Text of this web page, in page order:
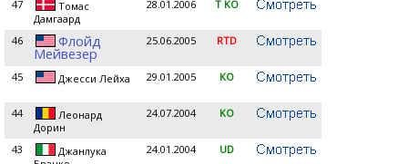
47
Томас
Дамгаард
28.01.2006 T KO
46 Флойд
Мейвезер
25.06.2005 RTD
45 Джесси Лейха 29.01.2005 KO
44
Леонард
Дорин
24.07.2004 KO
43
Джанлука
24.01.2004 UD